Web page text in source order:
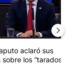
aclaró sus
los “tarados” y